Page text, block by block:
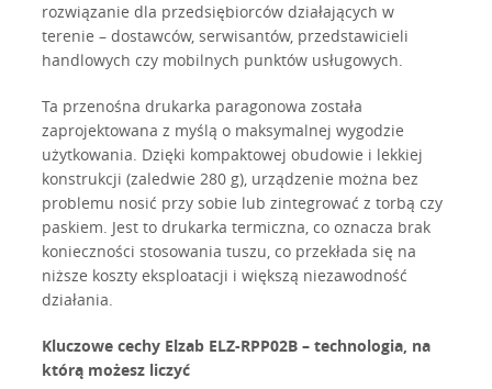
rozwiązanie dla przedsiębiorców działających w
terenie – dostawców, serwisantów, przedstawicieli
handlowych czy mobilnych punktów usługowych.
Ta przenośna drukarka paragonowa została
zaprojektowana z myślą o maksymalnej wygodzie
użytkowania. Dzięki kompaktowej obudowie i lekkiej
konstrukcji (zaledwie 280 g), urządzenie można bez
problemu nosić przy sobie lub zintegrować z torbą czy
paskiem. Jest to drukarka termiczna, co oznacza brak
konieczności stosowania tuszu, co przekłada się na
niższe koszty eksploatacji i większą niezawodność
działania.
Kluczowe cechy Elzab ELZ-RPP02B – technologia, na
którą możesz liczyć